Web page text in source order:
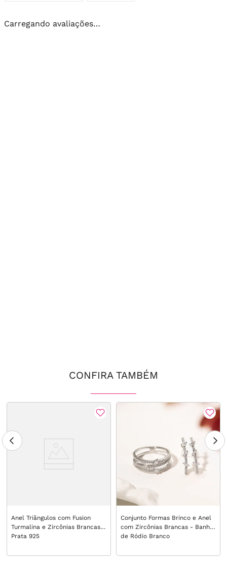
Carregando avaliações…
CONFIRA TAMBÉM
Anel Triângulos com Fusion
Turmalina e Zircônias Brancas -
Prata 925
Conjunto Formas Brinco e Anel
com Zircônias Brancas - Banho
de Ródio Branco